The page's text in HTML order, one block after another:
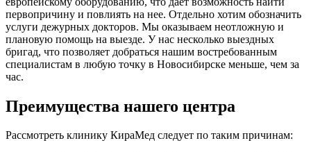
первопричину и повлиять на нее. Отдельно хотим обозначить
услуги дежурных докторов. Мы оказываем неотложную и
плановую помощь на выезде. У нас несколько выездных
бригад, что позволяет добраться нашим востребованным
специалистам в любую точку в Новосибирске меньше, чем за
час.
Преимущества нашего центра
Рассмотреть клинику КираМед следует по таким причинам: